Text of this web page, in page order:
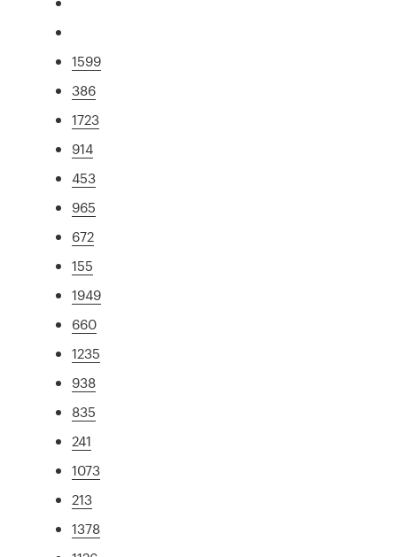
1599
386
1723
914
453
965
672
155
1949
660
1235
938
835
241
1073
213
1378